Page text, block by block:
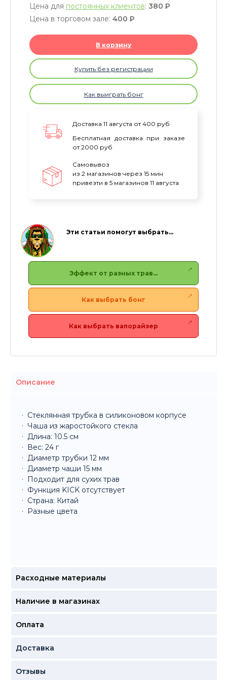
Цена для постоянных клиентов: 380 P
Цена в торговом зале: 400 P
В корзину
Купить без регистрации
Как выиграть бонг
Доставка 11 августа от 400 руб
Бесплатная доставка при заказе
от 2000 руб
Самовывоз
из 2 магазинов через 15 мин
привезти в 5 магазинов 11 августа
Эти статьи помогут выбрать…
Эффект от разных трав…
Как выбрать бонг
Как выбрать вапорайзер
Описание
Стеклянная трубка в силиконовом корпусе
Чаша из жаростойкого стекла
Длина: 10.5 см
Вес: 24 г
Диаметр трубки 12 мм
Диаметр чаши 15 мм
Подходит для сухих трав
Функция KICK отсутствует
Страна: Китай
Разные цвета
Расходные материалы
Наличие в магазинах
Оплата
Доставка
Отзывы